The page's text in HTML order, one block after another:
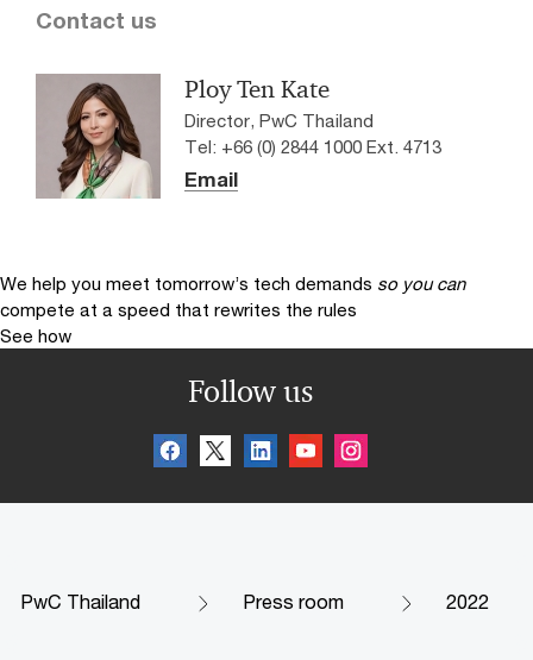
Contact us
Ploy Ten Kate
Director, PwC Thailand
Tel: +66 (0) 2844 1000 Ext. 4713
Email
We help you meet tomorrow’s tech demands so you can
compete at a speed that rewrites the rules
See how
Follow us
PwC Thailand Press room 2022